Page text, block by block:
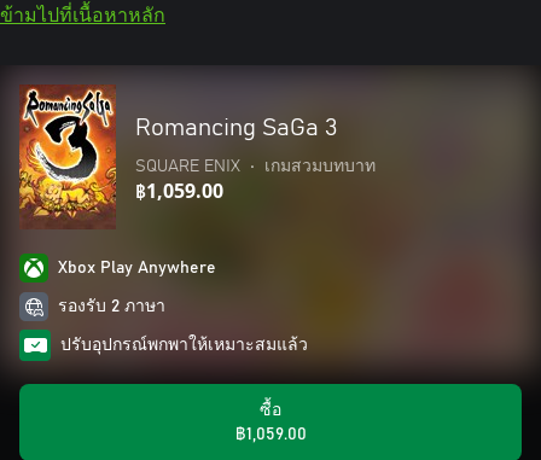
ข้ามไปที่เนื้อหาหลัก
Romancing SaGa 3
SQUARE ENIX • เกมสวมบทบาท
฿1,059.00
Xbox Play Anywhere
รองรับ 2 ภาษา
ปรับอุปกรณ์พกพาให้เหมาะสมแล้ว
ซื้อ
฿1,059.00